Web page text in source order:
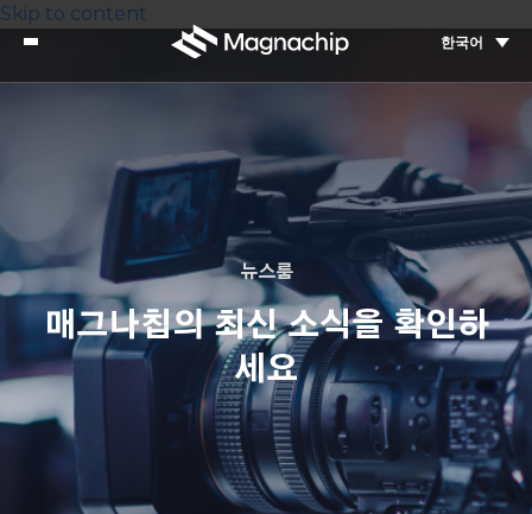
Skip to content
한국어
뉴스룸
매그나칩의 최신 소식을 확인하
세요